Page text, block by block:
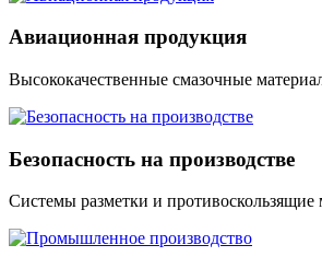
Авиационная продукция
Высококачественные смазочные
Безопасность на производстве
Системы разметки и